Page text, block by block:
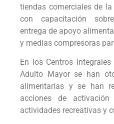
tiendas comerciales de
con capacitación
entrega de apoyo
y medias compresoras
En los Centros
Adulto Mayor se han
alimentarias y se han
acciones de
actividades recreativas y